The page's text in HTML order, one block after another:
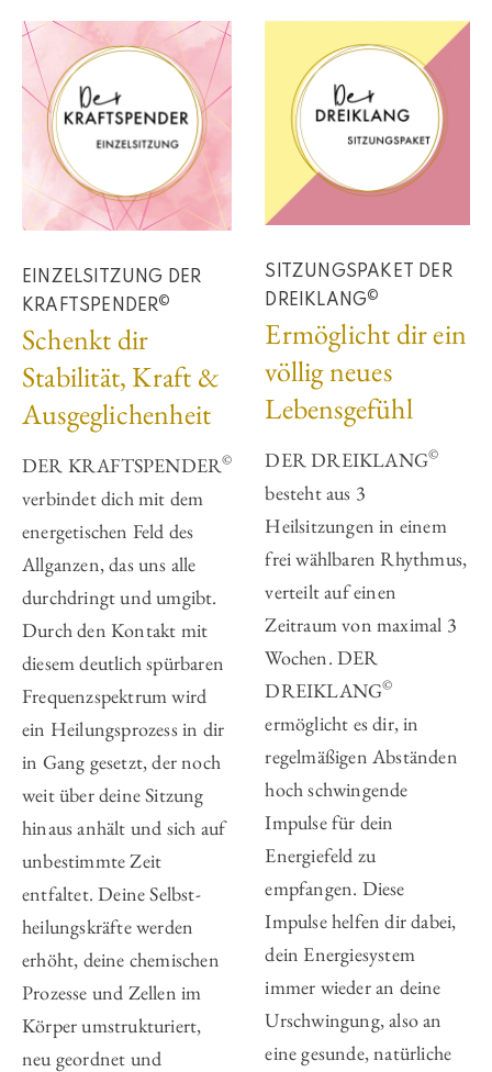
EINZELSITZUNG DER
KRAFTSPENDER©
Schenkt dir
Stabilität, Kraft &
Ausgeglichenheit
DER KRAFTSPENDER©
verbindet dich mit dem
energe­tischen Feld des
Allganzen, das uns alle
durch­dringt und umgibt.
Durch den Kontakt mit
diesem deutlich spür­baren
Frequenz­spektrum wird
ein Heilungs­prozess in dir
in Gang gesetzt, der noch
weit über deine Sitzung
hinaus anhält und sich auf
unbe­stimmte Zeit
entfaltet. Deine Selbst­
heilungs­kräfte werden
erhöht, deine chemischen
Prozesse und Zellen im
Körper umstrukturiert,
neu geordnet und
SITZUNGSPAKET DER
DREIKLANG©
Ermöglicht dir ein
völlig neues
Lebensgefühl
DER DREIKLANG©
besteht aus 3
Heilsitzungen in einem ​
frei wählbaren Rhythmus,
verteilt auf einen
Zeitraum von maximal 3
Wochen. DER
DREIKLANG©
ermöglicht es dir, in
regelmäßigen Abständen
hoch schwingende
Impulse für dein
Energiefeld zu
empfangen. Diese
Impulse helfen dir dabei,
dein Energiesystem
immer wieder an deine
Urschwin­gung, also an
eine gesunde, natürliche